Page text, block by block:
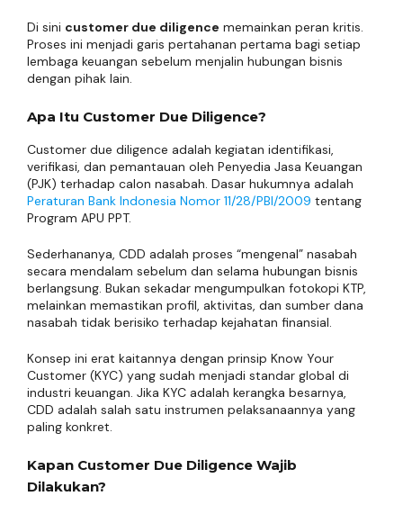
Di sini customer due diligence memainkan peran kritis.
Proses ini menjadi garis pertahanan pertama bagi setiap
lembaga keuangan sebelum menjalin hubungan bisnis
dengan pihak lain.
Apa Itu Customer Due Diligence?
Customer due diligence adalah kegiatan identifikasi,
verifikasi, dan pemantauan oleh Penyedia Jasa Keuangan
(PJK) terhadap calon nasabah. Dasar hukumnya adalah
Peraturan Bank Indonesia Nomor 11/28/PBI/2009 tentang
Program APU PPT.
Sederhananya, CDD adalah proses “mengenal” nasabah
secara mendalam sebelum dan selama hubungan bisnis
berlangsung. Bukan sekadar mengumpulkan fotokopi KTP,
melainkan memastikan profil, aktivitas, dan sumber dana
nasabah tidak berisiko terhadap kejahatan finansial.
Konsep ini erat kaitannya dengan prinsip Know Your
Customer (KYC) yang sudah menjadi standar global di
industri keuangan. Jika KYC adalah kerangka besarnya,
CDD adalah salah satu instrumen pelaksanaannya yang
paling konkret.
Kapan Customer Due Diligence Wajib
Dilakukan?